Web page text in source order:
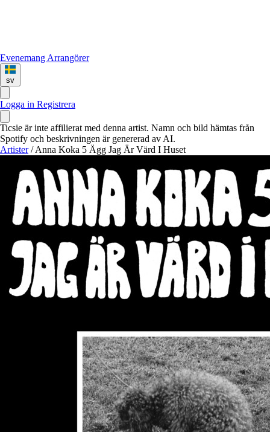
Evenemang Arrangörer
sv
Logga in Registrera
Ticsie är inte affilierat med denna artist. Namn och bild hämtas från
Spotify och beskrivningen är genererad av AI.
Artister / Anna Koka 5 Ägg Jag Är Värd I Huset